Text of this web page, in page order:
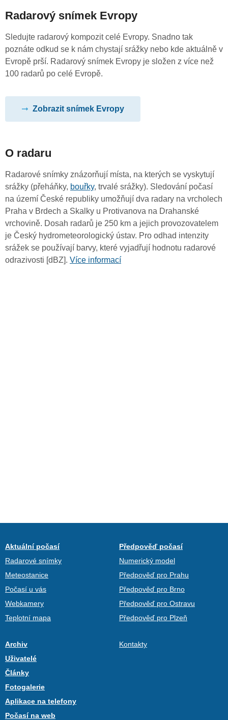
Radarový snímek Evropy
Sledujte radarový kompozit celé Evropy. Snadno tak
poznáte odkud se k nám chystají srážky nebo kde aktuálně v
Evropě prší. Radarový snímek Evropy je složen z více než
100 radarů po celé Evropě.
Zobrazit snímek Evropy
O radaru
Radarové snímky znázorňují místa, na kterých se vyskytují
srážky (přeháňky, bouřky, trvalé srážky). Sledování počasí
na území České republiky umožňují dva radary na vrcholech
Praha v Brdech a Skalky u Protivanova na Drahanské
vrchovině. Dosah radarů je 250 km a jejich provozovatelem
je Český hydrometeorologický ústav. Pro odhad intenzity
srážek se používají barvy, které vyjadřují hodnotu radarové
odrazivosti [dBZ]. Více informací
Aktuální počasí
Radarové snímky
Meteostanice
Počasí u vás
Webkamery
Teplotní mapa
Předpověď počasí
Numerický model
Předpověď pro Prahu
Předpověď pro Brno
Předpověď pro Ostravu
Předpověď pro Plzeň
Archiv
Uživatelé
Články
Fotogalerie
Aplikace na telefony
Počasí na web
Kontakty